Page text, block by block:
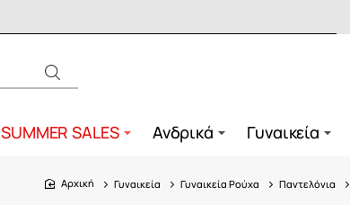
SUMMER SALES Ανδρικά Γυναικεία
home
Γυναικεία Γυναικεία Ρούχα Παντελόνια